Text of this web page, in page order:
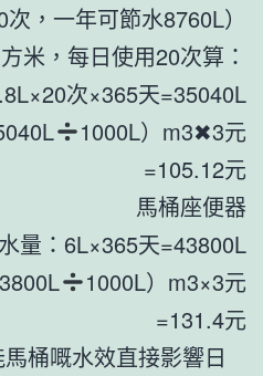
次，一年可節水8760L）
米，每日使用20次算：
次×365天=35040L
1000L）m3✖3元
=105.12元
馬桶座便器
量：6L×365天=43800L
1000L）m3×3元
=131.4元
桶嘅水效直接影響日